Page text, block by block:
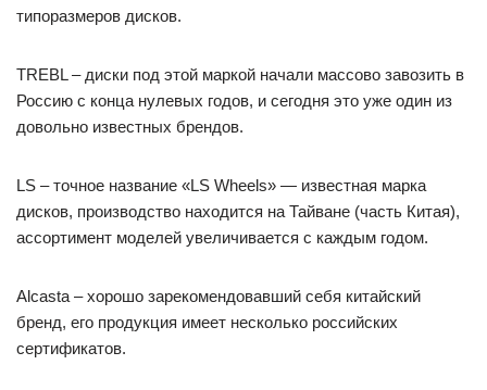
типоразмеров дисков.
TREBL – диски под этой маркой начали массово завозить в
Россию с конца нулевых годов, и сегодня это уже один из
довольно известных брендов.
LS – точное название «LS Wheels» — известная марка
дисков, производство находится на Тайване (часть Китая),
ассортимент моделей увеличивается с каждым годом.
Alcasta – хорошо зарекомендовавший себя китайский
бренд, его продукция имеет несколько российских
сертификатов.